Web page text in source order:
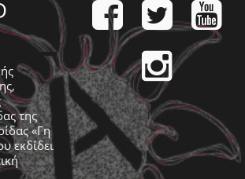
της
«Γη
εκδίδει